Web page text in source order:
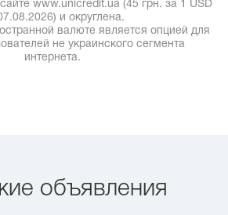
www.unicredit.ua (45 грн. за 1 USD
и округлена.
валюте является опцией для
не украинского сегмента
интернета.
объявления